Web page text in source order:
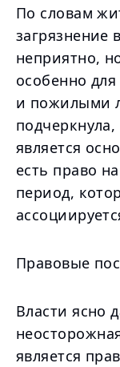
По словам
загрязнение
неприятно,
особенно
и пожилыми
является
есть право
период,
Правовые
Власти ясно
является